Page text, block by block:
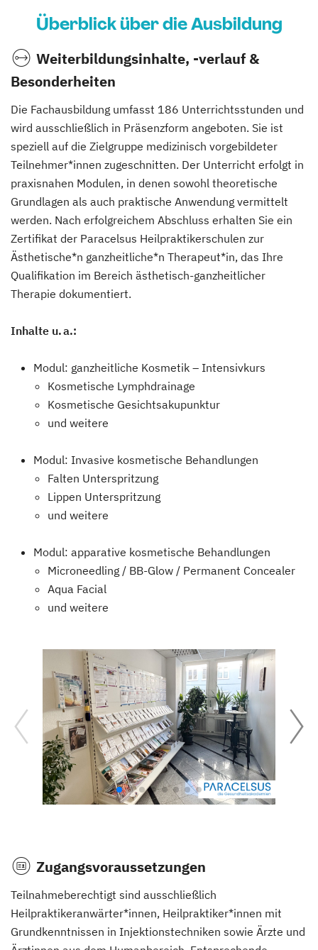
Überblick über die Ausbildung
Weiterbildungsinhalte, -verlauf &
Besonderheiten
Die Fachausbildung umfasst 186 Unterrichtsstunden und
wird ausschließlich in Präsenzform angeboten. Sie ist
speziell auf die Zielgruppe medizinisch vorgebildeter
Teilnehmer*innen zugeschnitten. Der Unterricht erfolgt in
praxisnahen Modulen, in denen sowohl theoretische
Grundlagen als auch praktische Anwendung vermittelt
werden. Nach erfolgreichem Abschluss erhalten Sie ein
Zertifikat der Paracelsus Heilpraktikerschulen zur
Ästhetische*n ganzheitliche*n Therapeut*in, das Ihre
Qualifikation im Bereich ästhetisch-ganzheitlicher
Therapie dokumentiert.
Inhalte u. a.:
Modul: ganzheitliche Kosmetik – Intensivkurs
Kosmetische Lymphdrainage
Kosmetische Gesichtsakupunktur
und weitere
Modul: Invasive kosmetische Behandlungen
Falten Unterspritzung
Lippen Unterspritzung
und weitere
Modul: apparative kosmetische Behandlungen
Microneedling / BB-Glow / Permanent Concealer
Aqua Facial
und weitere
Zugangsvoraussetzungen
Teilnahmeberechtigt sind ausschließlich
Heilpraktikeranwärter*innen, Heilpraktiker*innen mit
Grundkenntnissen in Injektionstechniken sowie Ärzte und